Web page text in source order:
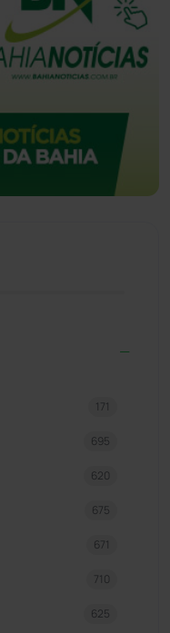
171
695
620
675
671
710
625